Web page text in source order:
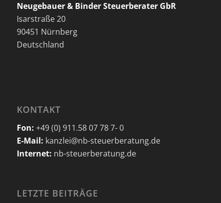
Neugebauer & Binder Steuerberater GbR
Isarstraße 20
90451 Nürnberg
Deutschland
KONTAKT
Fon: +49 (0) 911.58 07 78 7- 0
E-Mail: kanzlei@nb-steuerberatung.de
Internet: nb-steuerberatung.de
LETZTE BEITRÄGE